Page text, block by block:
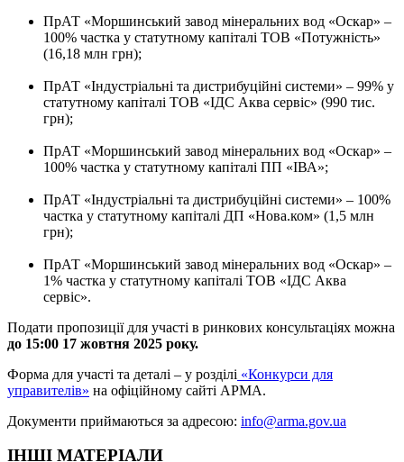
ПрАТ «Моршинський завод мінеральних вод «Оскар» –
100% частка у статутному капіталі ТОВ «Потужність»
(16,18 млн грн);
ПрАТ «Індустріальні та дистрибуційні системи» – 99% у
статутному капіталі ТОВ «ІДС Аква сервіс» (990 тис.
грн);
ПрАТ «Моршинський завод мінеральних вод «Оскар» –
100% частка у статутному капіталі ПП «ІВА»;
ПрАТ «Індустріальні та дистрибуційні системи» – 100%
частка у статутному капіталі ДП «Нова.ком» (1,5 млн
грн);
ПрАТ «Моршинський завод мінеральних вод «Оскар» –
1% частка у статутному капіталі ТОВ «ІДС Аква
сервіс».
Подати пропозиції для участі в ринкових консультаціях можна
до 15:00 17 жовтня 2025 року.
Форма для участі та деталі – у розділі «Конкурси для
управителів» на офіційному сайті АРМА.
Документи приймаються за адресою: info@arma.gov.ua
ІНШІ МАТЕРІАЛИ